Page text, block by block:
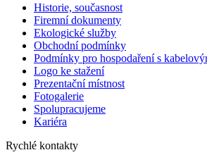
Historie, současnost
Firemní dokumenty
Ekologické služby
Obchodní podmínky
Podmínky pro hospodaření s
Logo ke stažení
Prezentační místnost
Fotogalerie
Spolupracujeme
Kariéra
Rychlé kontakty